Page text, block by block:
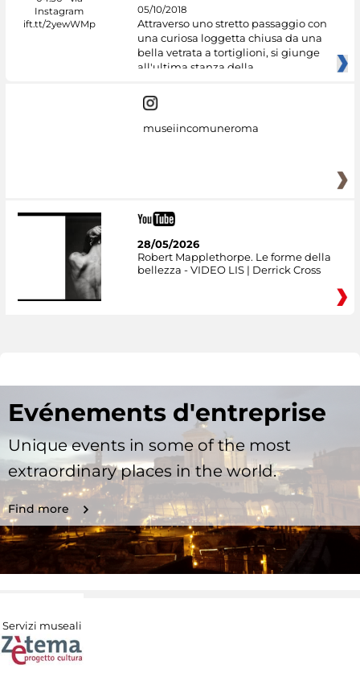
05/10/2018
Attraverso uno stretto passaggio con
una curiosa loggetta chiusa da una
bella vetrata a tortiglioni, si giunge
all'ultima stanza della
museiincomuneroma
28/05/2026
Robert Mapplethorpe. Le forme della
bellezza - VIDEO LIS | Derrick Cross
Evénements d'entreprise
Unique events in some of the most
extraordinary places in the world.
Find more
Servizi museali